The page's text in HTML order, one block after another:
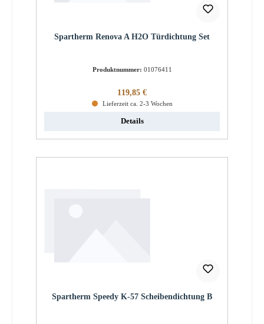
Spartherm Renova A H2O Türdichtung Set
Produktnummer: 01076411
Regulärer Preis:
119,85 €
Lieferzeit ca. 2-3 Wochen
Details
Spartherm Speedy K-57 Scheibendichtung B